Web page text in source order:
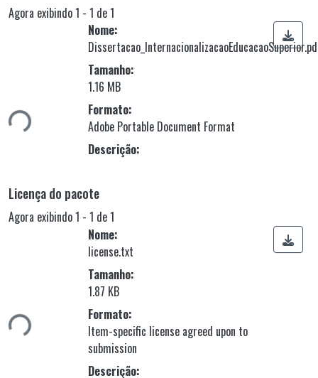
Agora exibindo1 - 1 de 1
Carregando...
Nome:
Tamanho:
1.16 MB
Formato:
Adobe Portable Document Format
Descrição:
Licença do pacote
Agora exibindo1 - 1 de 1
Carregando...
Nome:
license.txt
Tamanho:
1.87 KB
Formato:
Item-specific license agreed upon to
submission
Descrição: